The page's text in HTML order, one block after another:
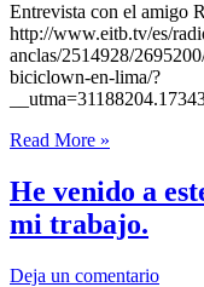
Entrevista con el amigo
http://www.eitb.tv/es/
anclas/2514928/
biciclown-en-lima/?
Entrevista
Roge
en
Radio
Read More »
He venido a
mi trabajo.
Deja un comentario